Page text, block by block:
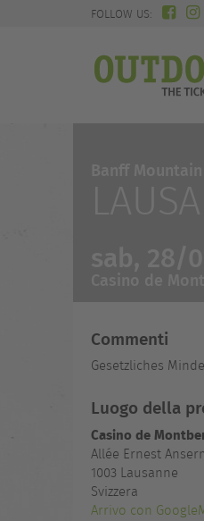
FOLLOW US:
Commenti
Gesetzliches
Luogo della
Casino de
Allée Ernest
1003 Lausanne
Svizzera
Arrivo con